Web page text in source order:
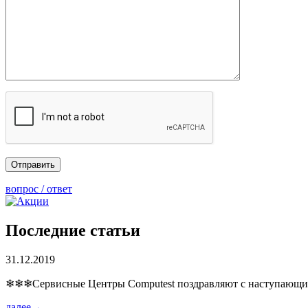
вопрос / ответ
Последние статьи
31.12.2019
❄❄❄Сервисные Центры Computest поздравляют с